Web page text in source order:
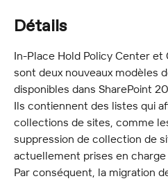
Détails
In-Place Hold Policy Center
sont deux nouveaux modèles
disponibles dans SharePoint
Ils contiennent des listes qui
collections de sites, comme
suppression de collection de
actuellement prises en charge
Par conséquent, la migration